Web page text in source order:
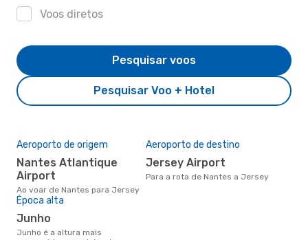
Voos diretos
Pesquisar Voo + Hotel
Pesquisar voos
Aeroporto de origem
Nantes Atlantique
Airport
Ao voar de Nantes para Jersey
Aeroporto de destino
Jersey Airport
Para a rota de Nantes a Jersey
Época alta
junho
junho é a altura mais